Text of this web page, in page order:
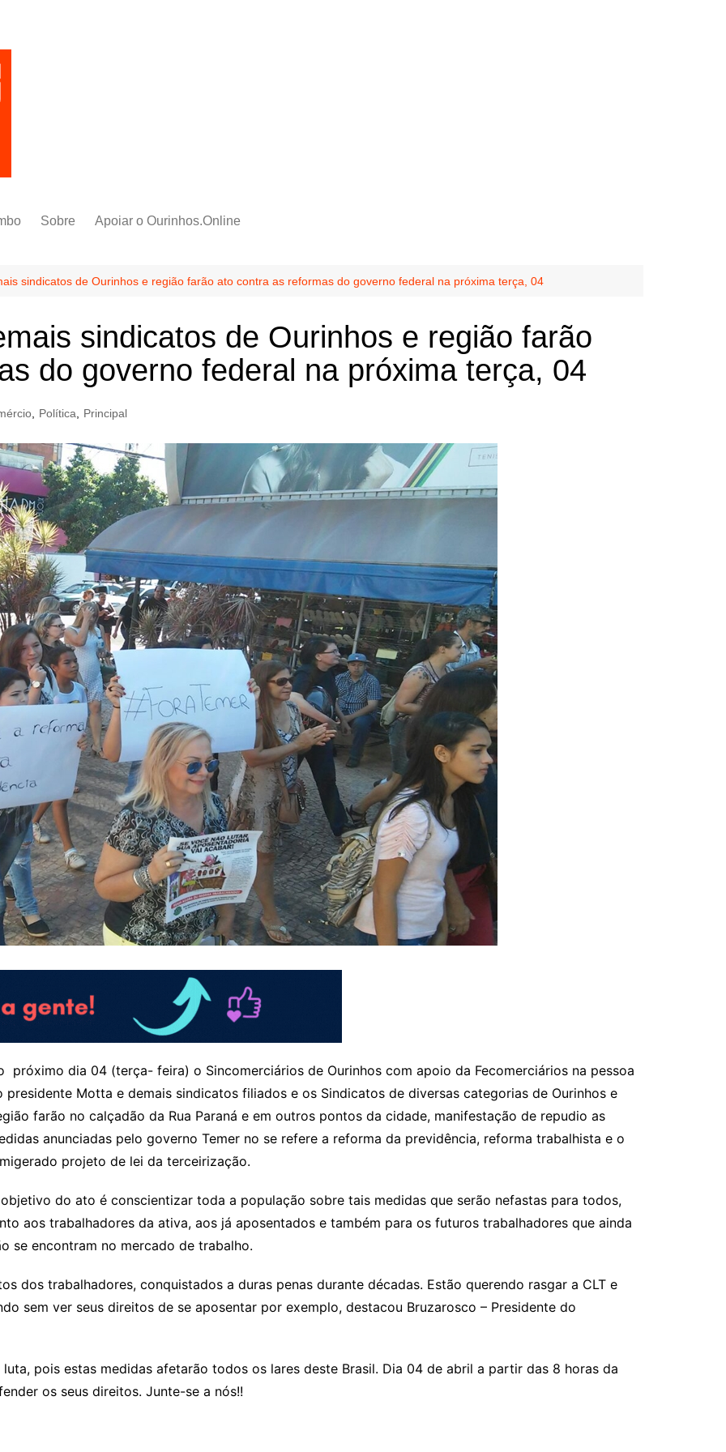
Sobre Apoiar o Ourinhos.Online
sindicatos de Ourinhos e região farão ato contra as reformas do governo federal na próxima terça, 04
sindicatos de Ourinhos e região farão
do governo federal na próxima terça, 04
, Política, Principal
próximo dia 04 (terça- feira) o Sincomerciários de Ourinhos com apoio da Fecomerciários na pessoa
presidente Motta e demais sindicatos filiados e os Sindicatos de diversas categorias de Ourinhos e
farão no calçadão da Rua Paraná e em outros pontos da cidade, manifestação de repudio as
anunciadas pelo governo Temer no se refere a reforma da previdência, reforma trabalhista e o
projeto de lei da terceirização.
do ato é conscientizar toda a população sobre tais medidas que serão nefastas para todos,
aos trabalhadores da ativa, aos já aposentados e também para os futuros trabalhadores que ainda
se encontram no mercado de trabalho.
dos trabalhadores, conquistados a duras penas durante décadas. Estão querendo rasgar a CLT e
sem ver seus direitos de se aposentar por exemplo, destacou Bruzarosco – Presidente do
pois estas medidas afetarão todos os lares deste Brasil. Dia 04 de abril a partir das 8 horas da
os seus direitos. Junte-se a nós!!